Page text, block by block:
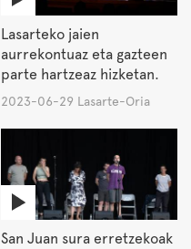
Lasarteko jaien
aurrekontuaz eta gazteen
parte hartzeaz hizketan.
2023-06-29 Lasarte-Oria
San Juan sura erretzekoak